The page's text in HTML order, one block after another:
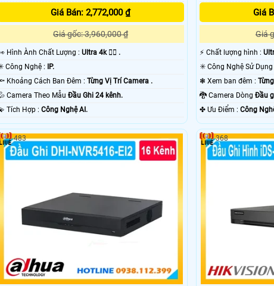
Giá Bán: 2,772,000 ₫
Giá gốc: 3,960,000 ₫
️👀 Hình Ành Chất Lượng : Ultra 4k 👍🏾 .
✳️ Công Nghệ :
IP.
🔦 Khoảng Cách Ban Đêm : Từng Vị Trí Camera .
💦 Camera Theo Mẫu Đầu Ghi 24 kênh.
️💫 Tích Hợp : Công Nghệ AI.
Giá
Giá
️⚡ Chất lượng hình :
❃ Xem ban đêm :
🐉️ Camera DòngĐầu
️✤ Ưu Điểm :Công
483 368